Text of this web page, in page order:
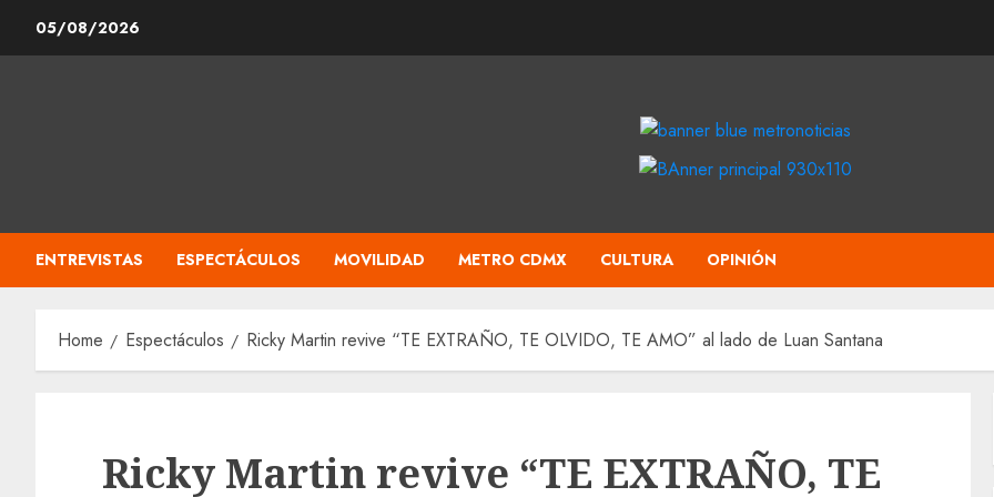
05/08/2026
ENTREVISTAS ESPECTÁCULOS MOVILIDAD METRO CDMX CULTURA OPINIÓN
Home Espectáculos Ricky Martin revive “TE EXTRAÑO, TE OLVIDO, TE AMO” al lado de Luan Santana
Ricky Martin revive “TE EXTRAÑO, TE